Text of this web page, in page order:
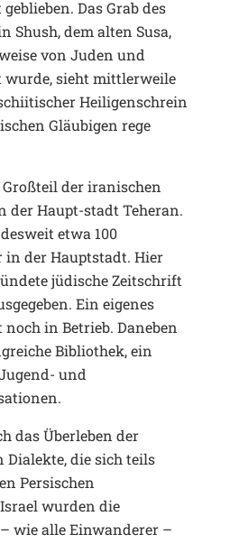
Das Grab des
Shush, dem alten Susa,
von Juden und
wurde, sieht mittlerweile
Heiligenschrein
Gläubigen rege
der iranischen
der Haupt-stadt Teheran.
etwa 100
in der Hauptstadt. Hier
jüdische Zeitschrift
Ein eigenes
in Betrieb. Daneben
Bibliothek, ein
und
das Überleben der
die sich teils
Persischen
wurden die
wie alle Einwanderer –